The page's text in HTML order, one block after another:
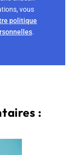
vous
politique
.
: